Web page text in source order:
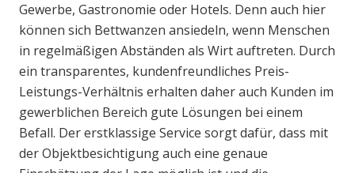
Gewerbe, Gastronomie oder Hotels. Denn auch hier
können sich Bettwanzen ansiedeln, wenn Menschen
in regelmäßigen Abständen als Wirt auftreten. Durch
ein transparentes, kundenfreundliches Preis-
Leistungs-Verhältnis erhalten daher auch Kunden im
gewerblichen Bereich gute Lösungen bei einem
Befall. Der erstklassige Service sorgt dafür, dass mit
der Objektbesichtigung auch eine genaue